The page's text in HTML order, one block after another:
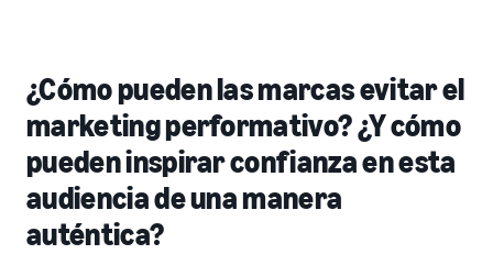
¿Cómo pueden las marcas evitar el
marketing performativo? ¿Y cómo
pueden inspirar confianza en esta
audiencia de una manera
auténtica?